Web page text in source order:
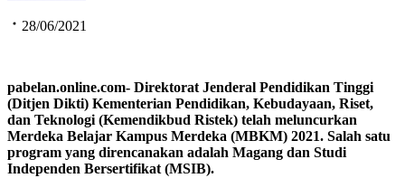
28/06/2021
pabelan.online.com- Direktorat Jenderal Pendidikan Tinggi
(Ditjen Dikti) Kementerian Pendidikan, Kebudayaan, Riset,
dan Teknologi (Kemendikbud Ristek) telah meluncurkan
Merdeka Belajar Kampus Merdeka (MBKM) 2021. Salah satu
program yang direncanakan adalah Magang dan Studi
Independen Bersertifikat (MSIB).